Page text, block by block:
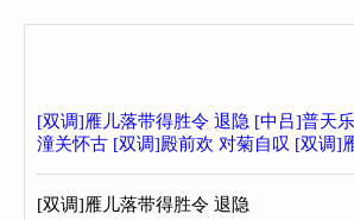
[双调]雁儿落带得胜令 退隐 [中吕]普天
潼关怀古 [双调]殿前欢 对菊自叹 [双调]
[双调]雁儿落带得胜令 退隐